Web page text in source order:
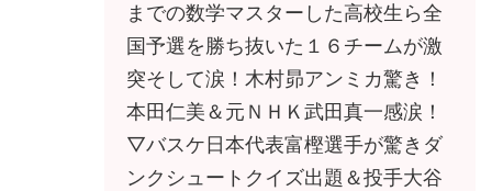
までの数学マスターした高校生ら全
国予選を勝ち抜いた１６チームが激
突そして涙！木村昴アンミカ驚き！
本田仁美＆元ＮＨＫ武田真一感涙！
▽バスケ日本代表富樫選手が驚きダ
ンクシュートクイズ出題＆投手大谷